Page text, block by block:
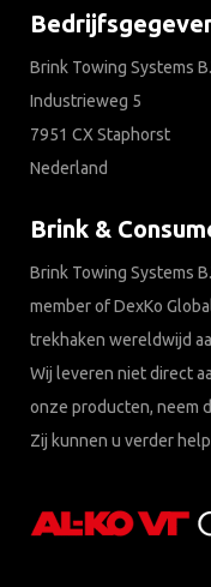
Brink Towing Systems
Industrieweg 5
7951 CX Staphorst
Nederland
Brink &
Brink Towing Systems
member of DexKo
trekhaken wereldwijd
Wij leveren niet direct
onze producten, neem
Zij kunnen u verder